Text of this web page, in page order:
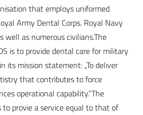
that employs uniformed
Army Dental Corps. Royal Navy
well as numerous civilians.The
is to provide dental care for military
its mission statement: „To deliver
that contributes to force
operational capability.“The
to provie a service equal to that of